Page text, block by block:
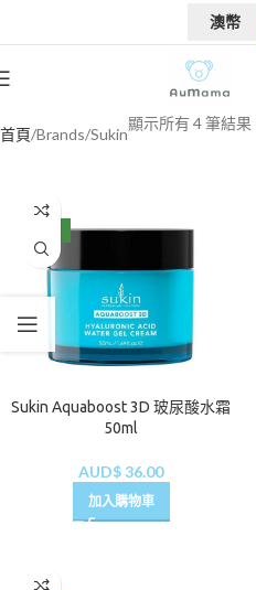
澳幣
首頁 Brands Sukin
顯示所有 4 筆結果
Sukin Aquaboost 3D 玻尿酸水霜
50ml
AUD$36.00
加入購物車